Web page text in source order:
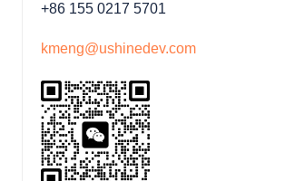
+86 155 0217 5701
kmeng@ushinedev.com